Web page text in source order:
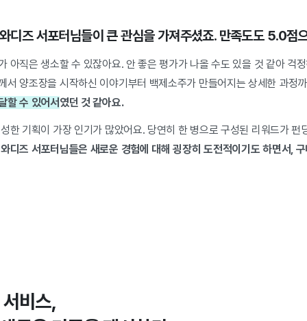
디즈 서포터님들이 큰 관심을 가져주셨죠. 만족도도 5.0점
아직은 생소할 수 있잖아요. 안 좋은 평가가 나올 수도 있을 것 같아 걱
서 양조장을 시작하신 이야기부터 백제소주가 만들어지는 상세한 과정
할 수 있어서 였던 것 같아요.
한 기획이 가장 인기가 많았어요. 당연히 한 병으로 구성된 리워드가 펀
와디즈 서포터님들은 새로운 경험에 대해 굉장히 도전적이기도 하면서,
비스,